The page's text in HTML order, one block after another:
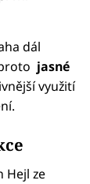
dál
jasné
využití
Hejl ze